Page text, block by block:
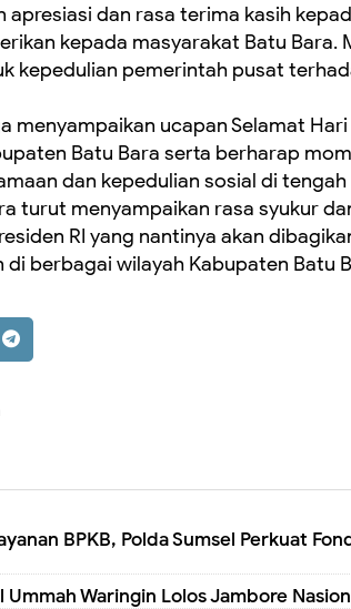
dan rasa terima kasih
kepada masyarakat Batu Bara.
kepedulian pemerintah pusat
menyampaikan ucapan Selamat Hari
Batu Bara serta berharap
dan kepedulian sosial di
turut menyampaikan rasa syukur
RI yang nantinya akan
berbagai wilayah Kabupaten Batu
BPKB, Polda Sumsel Perkuat
Ummah Waringin Lolos Jambore